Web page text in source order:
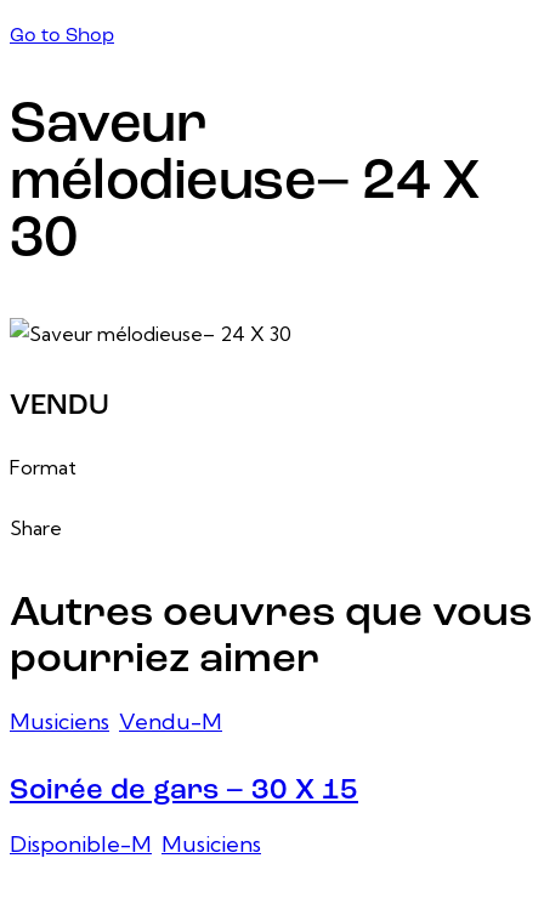
Go to Shop
Saveur
mélodieuse– 24 X
30
VENDU
Format
Share
Autres oeuvres que vous
pourriez aimer
Musiciens Vendu-M
Soirée de gars – 30 X 15
Disponible-M Musiciens